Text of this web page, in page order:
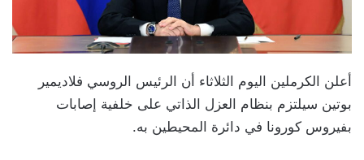
أعلن الكرملين اليوم الثلاثاء أن الرئيس الروسي فلاديمير
بوتين سيلتزم بنظام العزل الذاتي على خلفية إصابات
بفيروس كورونا في دائرة المحيطين به.